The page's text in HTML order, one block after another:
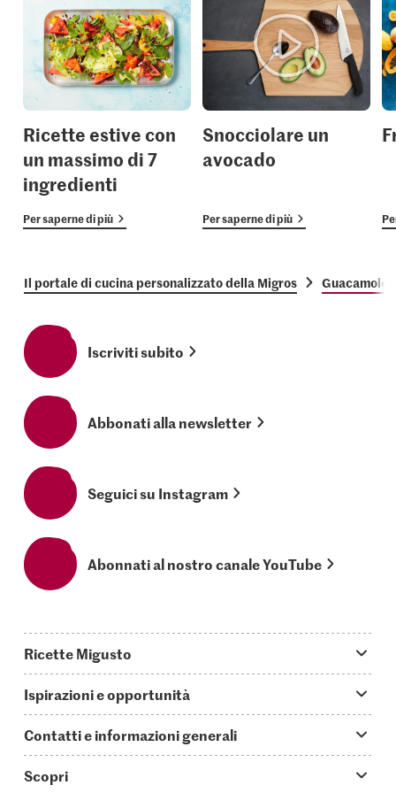
Ricette estive con
un massimo di 7
ingredienti
Per saperne di più
Snocciolare un
avocado
Per saperne di più
Il portale di cucina personalizzato della Migros Guacamole
Iscriviti subito
Abbonati alla newsletter
Seguici su Instagram
Abonnati al nostro canale YouTube
Ricette Migusto
Oggi cucino
Piatti principali
Ispirazioni e opportunità
Storie
Contatti e informazioni generali
Scopri